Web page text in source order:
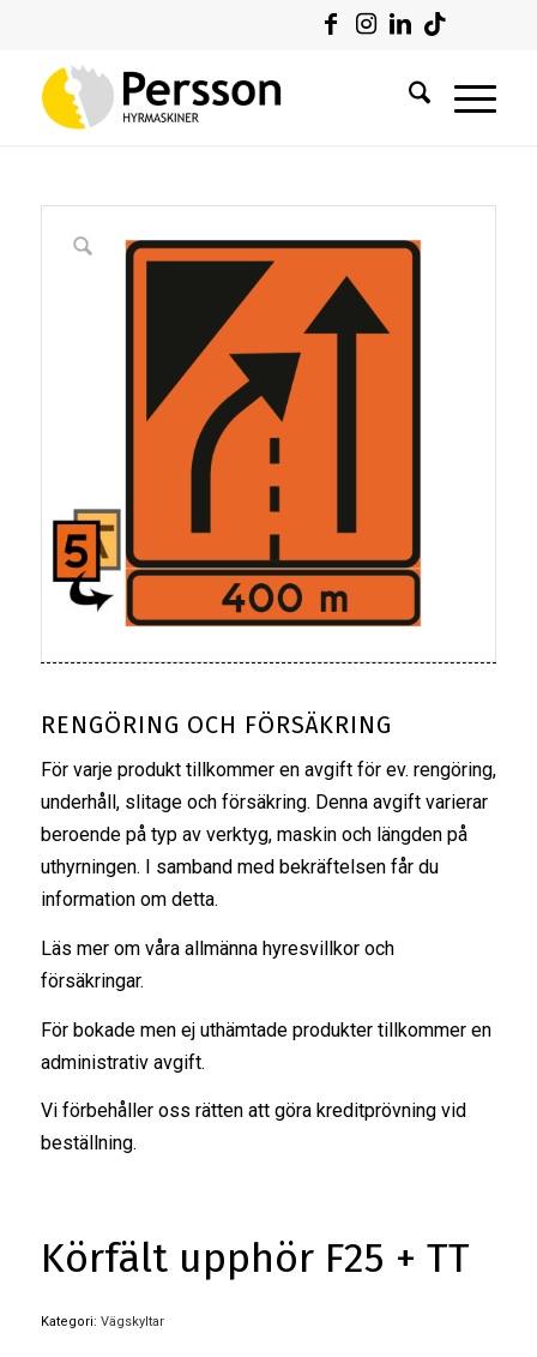
RENGÖRING OCH FÖRSÄKRING
För varje produkt tillkommer en avgift för ev. rengöring,
underhåll, slitage och försäkring. Denna avgift varierar
beroende på typ av verktyg, maskin och längden på
uthyrningen. I samband med bekräftelsen får du
information om detta.
Läs mer om våra allmänna hyresvillkoroch
försäkringar.
För bokade men ej uthämtade produkter tillkommer en
administrativ avgift.
Vi förbehåller oss rätten att göra kreditprövning vid
beställning.
Körfält upphör F25 + TT
Kategori: Vägskyltar